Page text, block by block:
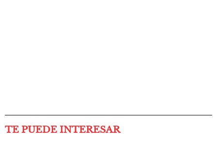
TE PUEDE INTERESAR